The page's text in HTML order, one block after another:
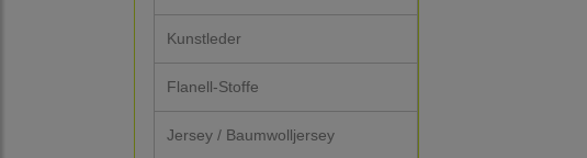
Kunstleder
Flanell-Stoffe
Jersey / Baumwolljersey